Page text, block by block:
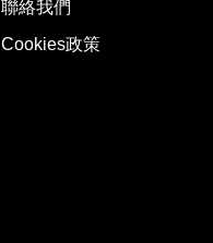
聯絡我們
Cookies政策